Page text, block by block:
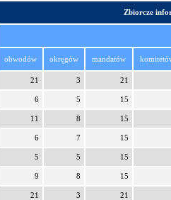
Zbiorcze
obwodów
okręgów mandatów
21 3 21
6 5 15
11 8 15
6 7 15
5 5 15
9 8 15
21 3 21